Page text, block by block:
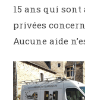
15 ans qui sont
privées
Aucune aide